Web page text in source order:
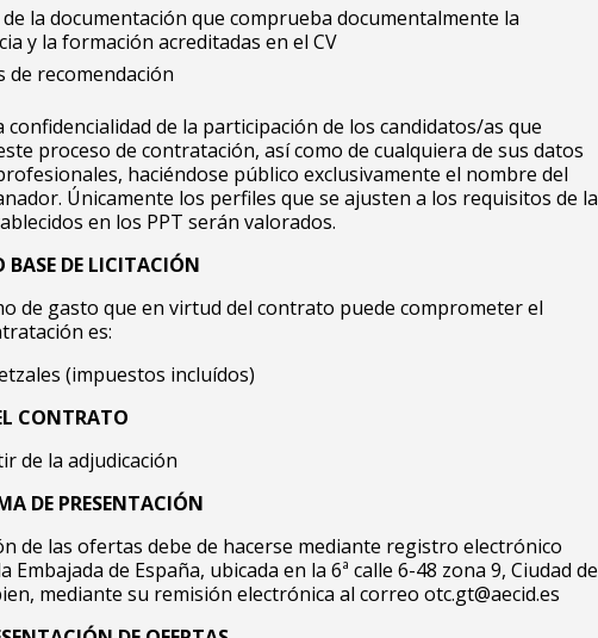
la documentación que comprueba documentalmente la
y la formación acreditadas en el CV
de recomendación
confidencialidad de la participación de los candidatos/as que
proceso de contratación, así como de cualquiera de sus datos
haciéndose público exclusivamente el nombre del
Únicamente los perfiles que se ajusten a los requisitos de la
en los PPT serán valorados.
BASE DE LICITACIÓN
de gasto que en virtud del contrato puede comprometer el
es:
(impuestos incluídos)
CONTRATO
de la adjudicación
DE PRESENTACIÓN
de las ofertas debe de hacerse mediante registro electrónico
Embajada de España, ubicada en la 6ª calle 6-48 zona 9, Ciudad de
mediante su remisión electrónica al correo otc.gt@aecid.es